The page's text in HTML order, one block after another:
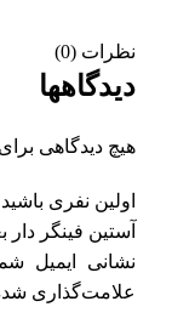
نظرات (0)
دیدگاهها
هیچ دیدگاهی
اولین نفری
آستین فینگر دار
نشانی ایمیل
علامت‌گذاری